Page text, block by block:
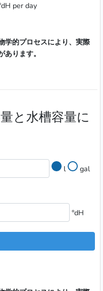
per day
学的プロセスにより、実際
ります。
と水槽容量に
l
gal
°dH